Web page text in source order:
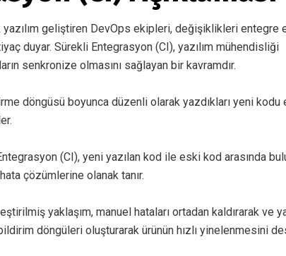
geliştiren DevOps ekipleri, değişiklikleri entegre
duyar. Sürekli Entegrasyon (CI), yazılım mühendisliği
senkronize olmasını sağlayan bir kavramdır.
döngüsü boyunca düzenli olarak yazdıkları yeni kodu
(CI), yeni yazılan kod ile eski kod arasında
çözümlerine olanak tanır.
yaklaşım, manuel hataları ortadan kaldırarak ve
döngüleri oluşturarak ürünün hızlı yinelenmesini